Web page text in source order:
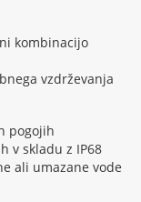
kombinacijo
vzdrževanja
pogojih
v skladu z IP68
ali umazane vode